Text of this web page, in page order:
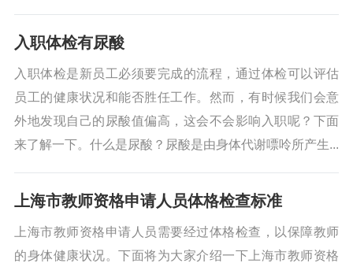
入职体检有尿酸
入职体检是新员工必须要完成的流程，通过体检可以评估
员工的健康状况和能否胜任工作。然而，有时候我们会意
外地发现自己的尿酸值偏高，这会不会影响入职呢？下面
来了解一下。什么是尿酸？尿酸是由身体代谢嘌呤所产生...
上海市教师资格申请人员体格检查标准
上海市教师资格申请人员需要经过体格检查，以保障教师
的身体健康状况。下面将为大家介绍一下上海市教师资格